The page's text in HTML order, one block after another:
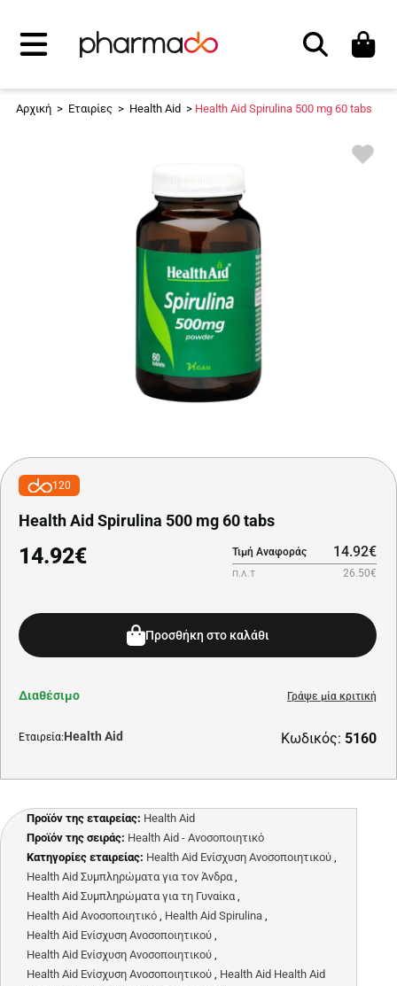
Αναζήτηση
Αρχική > Εταιρίες > Health Aid > Health Aid Spirulina 500 mg 60 tabs
120
Health Aid Spirulina 500 mg 60 tabs
14.92€ Τιμή Αναφοράς 14.92€
Π.Λ.Τ 26.50€
Προσθήκη στο καλάθι
Εταιρεία:Health Aid Κωδικός: 5160
Διαθέσιμο Γράψε μία κριτική
Προϊόν της εταιρείας: Health Aid
Προϊόν της σειράς: Health Aid - Ανοσοποιητικό
Κατηγορίες εταιρείας: Health Aid Ενίσχυση Ανοσοποιητικού ,
Health Aid Συμπληρώματα για τον Άνδρα,
Health Aid Συμπληρώματα για τη Γυναίκα,
Health Aid Ανοσοποιητικό , Health Aid Spirulina ,
Health Aid Ενίσχυση Ανοσοποιητικού ,
Health Aid Ενίσχυση Ανοσοποιητικού ,
Health Aid Ενίσχυση Ανοσοποιητικού , Health Aid Health Aid